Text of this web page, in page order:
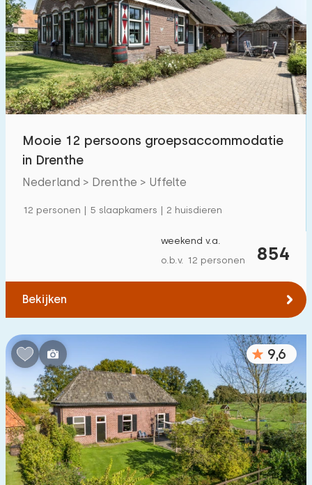
Mooie 12 persoons groepsaccommodatie
in Drenthe
Nederland > Drenthe > Uffelte
12 personen | 5 slaapkamers | 2 huisdieren
854
weekend v.a.
o.b.v. 12 personen
Bekijken
9,6